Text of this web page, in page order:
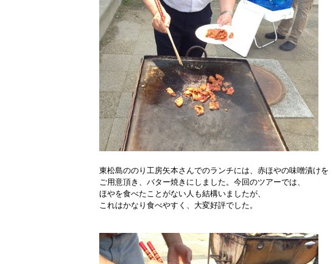
東松島ののり工房矢本さんでのランチには、赤ほやの味噌漬けを
ご用意頂き、バター焼きにしました。今回のツアーでは、
ほやを食べたことがない人も結構いましたが、
これはかなり食べやすく、大変好評でした。